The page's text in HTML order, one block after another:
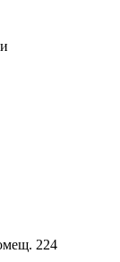
224